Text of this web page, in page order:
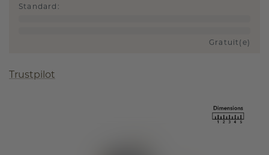
Standard :
Gratuit(e)
Trustpilot